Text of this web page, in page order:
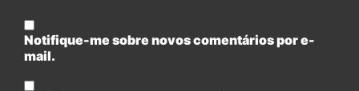
Notifique-me sobre novos comentários por e-
mail.